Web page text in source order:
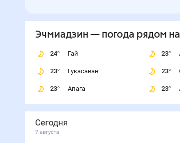
Эчмиадзин — погода рядом
24° Гай
23° Гукасаван
23° Апага
23°
23°
23°
Сегодня
7 августа